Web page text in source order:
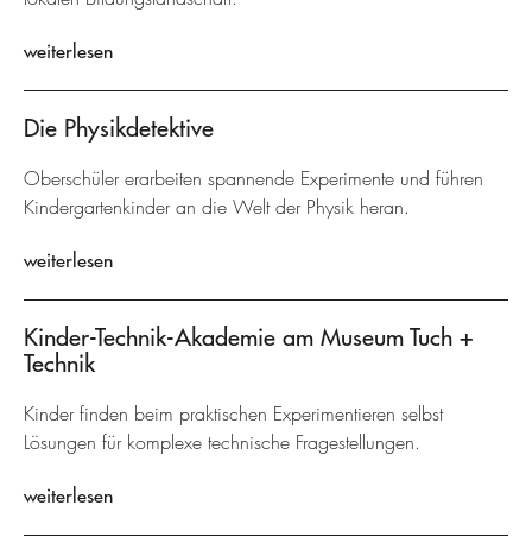
weiterlesen
Die Physikdetektive
Oberschüler erarbeiten spannende Experimente und führen
Kindergartenkinder an die Welt der Physik heran.
weiterlesen
Kinder-Technik-Akademie am Museum Tuch +
Technik
Kinder finden beim praktischen Experimentieren selbst
Lösungen für komplexe technische Fragestellungen.
weiterlesen